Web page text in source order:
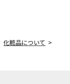
化粧品について